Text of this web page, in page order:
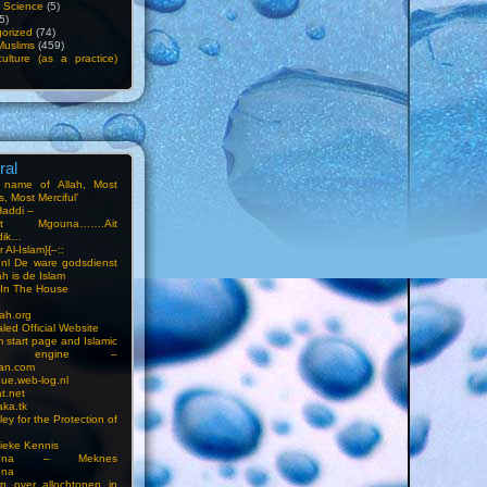
(5)
(74)
(459)
(as a practice)
name of Allah, Most
Most Merciful’
–
Mgouna…….Ait
Al-Islam}{–::
De ware godsdienst
is de Islam
The House
Official Website
start page and Islamic
engine –
log.nl
for the Protection of
Kennis
– Meknes
over allochtonen in